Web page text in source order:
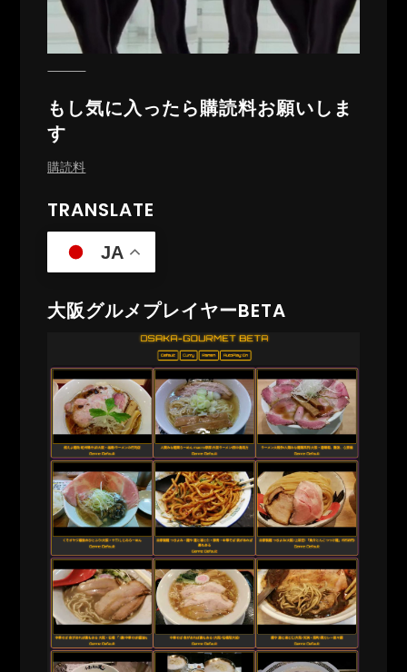
もし気に入ったら購読料お願いしま
す
購読料
TRANSLATE
JA
大阪グルメプレイヤーBETA